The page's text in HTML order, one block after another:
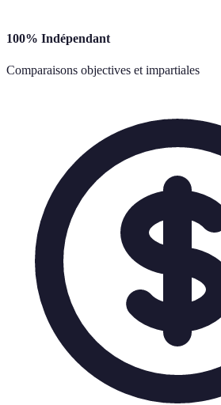
100% Indépendant
Comparaisons objectives et impartiales